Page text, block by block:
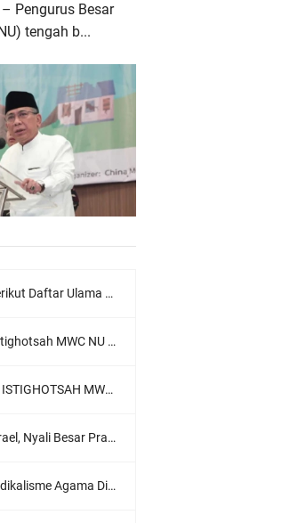
Pengurus Besar
tengah b...
di Seluruh Dunia dan Karya-karyanya
Doa, Menjalin Ukhuwah Menyambut Muktamar NU ke-35
Muktamar NU ke-35, Meneguhkan Sanad Laku Para Muassis
Prajurit TNI Jadi Sorotan Dunia
Agama Di Tubuh Polri